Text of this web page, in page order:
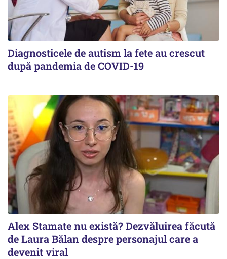
Diagnosticele de autism la fete au crescut
după pandemia de COVID-19
Alex Stamate nu există? Dezvăluirea făcută
de Laura Bălan despre personajul care a
devenit viral